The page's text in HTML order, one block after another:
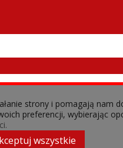
GB
strony i pomagają
preferencji, wybierając
wszystkie